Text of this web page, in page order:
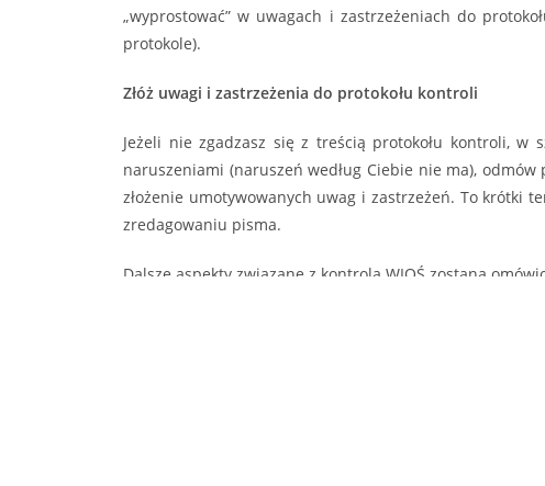
„wyprostować” w uwagach i zastrzeżeniach do
protokole).
Złóż uwagi i zastrzeżenia do protokołu kontroli
Jeżeli nie zgadzasz się z treścią protokołu kontroli,
naruszeniami (naruszeń według Ciebie nie ma),
złożenie umotywowanych uwag i zastrzeżeń. To krótki
zredagowaniu pisma.
Dalsze aspekty związane z kontrolą WIOŚ zostaną